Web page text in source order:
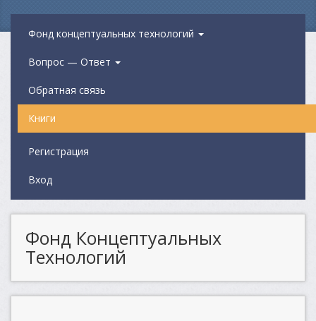
Фонд концептуальных технологий
Вопрос — Ответ
Обратная связь
Книги
Регистрация
Вход
Фонд Концептуальных
Технологий